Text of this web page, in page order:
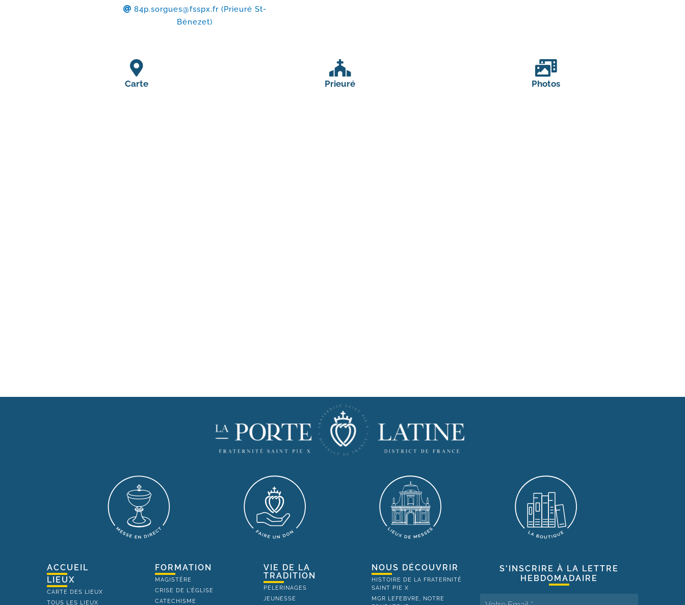
84p.sorgues@fsspx.fr(Prieuré St-
Bénezet)
Carte Prieuré Photos
ACCUEIL
LIEUX
CARTE DES LIEUX
TOUS LES LIEUX
FORMATION
MAGISTÈRE
CRISE DE L'ÉGLISE
CATECHISME
VIE DE LA
TRADITION
PELERINAGES
JEUNESSE
NOUS DÉCOUVRIR
HISTOIRE DE LA FRATERNITÉ
SAINT PIE X
MGR LEFEBVRE, NOTRE
S'INSCRIRE À LA LETTRE
HEBDOMADAIRE